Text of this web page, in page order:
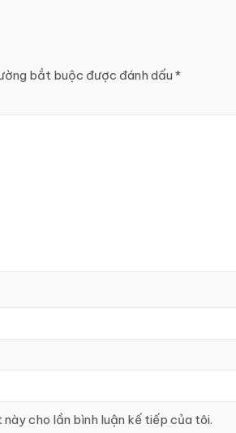
bắt buộc được đánh dấu *
cho lần bình luận kế tiếp của tôi.